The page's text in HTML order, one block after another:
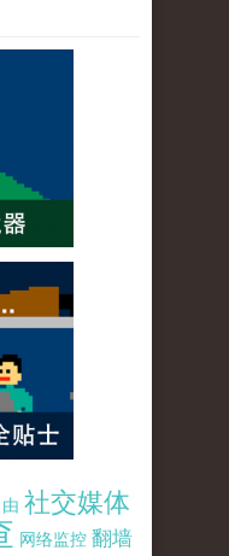
社交媒体
网络监控 翻墙